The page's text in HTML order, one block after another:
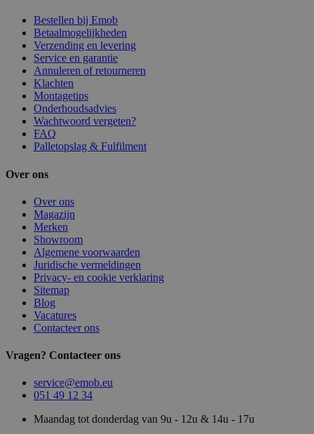
Bestellen bij Emob
Betaalmogelijkheden
Verzending en levering
Service en garantie
Annuleren of retourneren
Klachten
Montagetips
Onderhoudsadvies
Wachtwoord vergeten?
FAQ
Palletopslag & Fulfilment
Over ons
Over ons
Magazijn
Merken
Showroom
Algemene voorwaarden
Juridische vermeldingen
Privacy- en cookie verklaring
Sitemap
Blog
Vacatures
Contacteer ons
Vragen? Contacteer ons
service@emob.eu
051 49 12 34
Maandag tot donderdag van 9u - 12u & 14u - 17u